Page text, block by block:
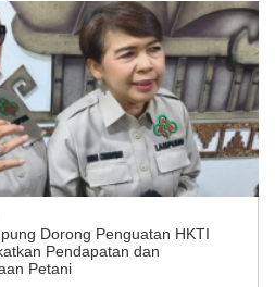
Dorong Penguatan HKTI
Pendapatan dan
Petani